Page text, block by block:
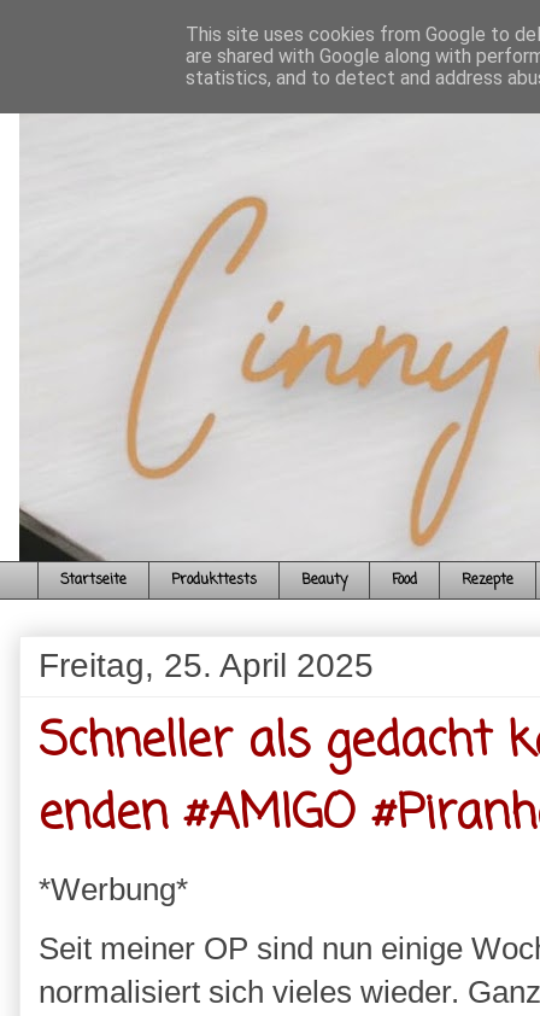
Startseite Produkttests Beauty Food Rezepte
Freitag, 25. April 2025
Schneller als gedacht
enden #AMIGO
*Werbung*
Seit meiner OP sind nun einige
normalisiert sich vieles wieder.
This site uses cookies from Google to
are shared with Google along with
statistics, and to detect and address